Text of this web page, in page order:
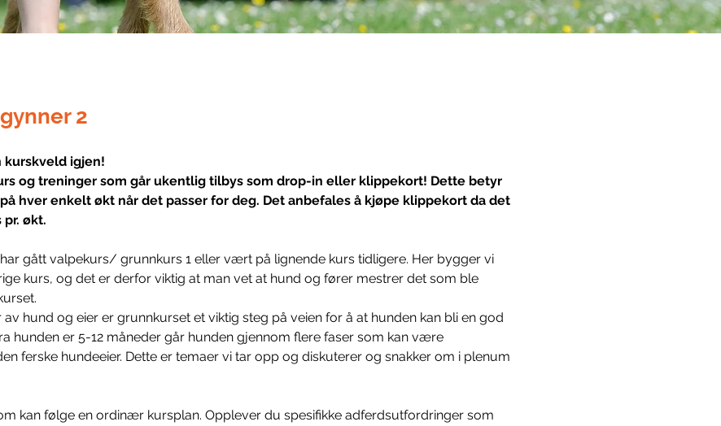
2
kurskveld igjen!
og treninger som går ukentlig tilbys som drop-in eller klippekort! Dette betyr
hver enkelt økt når det passer for deg. Det anbefales å kjøpe klippekort da det
økt.
gått valpekurs/ grunnkurs 1 eller vært på lignende kurs tidligere. Her bygger vi
kurs, og det er derfor viktig at man vet at hund og fører mestrer det som ble
hund og eier er grunnkurset et viktig steg på veien for å at hunden kan bli en god
hunden er 5-12 måneder går hunden gjennom flere faser som kan være
ferske hundeeier. Dette er temaer vi tar opp og diskuterer og snakker om i plenum
kan følge en ordinær kursplan. Opplever du spesifikke adferdsutfordringer som